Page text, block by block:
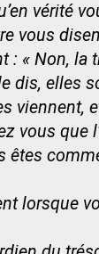
vérité
vous
: « Non,
dis, elles
viennent,
vous que
êtes
lorsque